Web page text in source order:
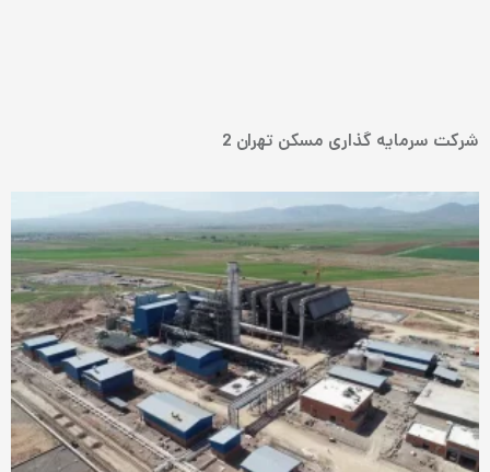
شرکت سرمایه گذاری مسکن تهران 2